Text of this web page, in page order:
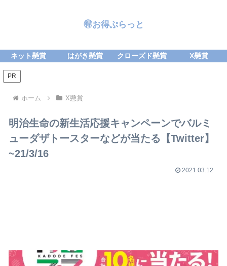
🉐お得ぷらっと
ネット懸賞 はがき懸賞 クローズド懸賞 X懸賞
PR
ホーム X懸賞
明治生命の新生活応援キャンペーンでバルミ
ューダザトースターなどが当たる【Twitter】
~21/3/16
2021.03.12